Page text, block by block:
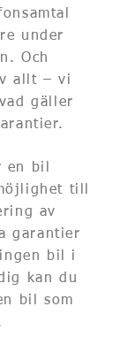
under
Och
allt – vi
gäller
en bil
till
av
garantier
bil i
kan du
bil som